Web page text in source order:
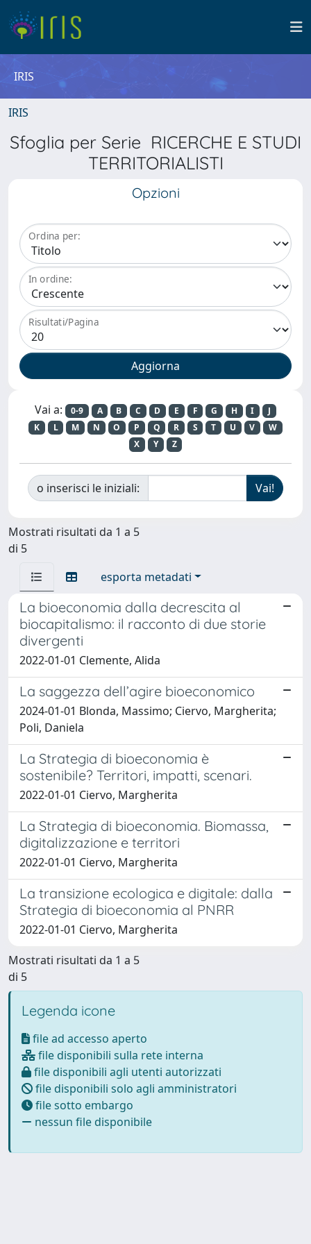
IRIS
IRIS
Sfoglia per Serie RICERCHE E STUDI
TERRITORIALISTI
Opzioni
Ordina per:
In ordine:
Risultati/Pagina
Vai a: 0-9 A B C D E F G H I
J
K
L M N O P Q R S T U V
W
X
Y Z
o inserisci le iniziali:
Mostrati risultati da 1 a 5
di 5
esporta metadati
La bioeconomia dalla decrescita al
biocapitalismo: il racconto di due storie
divergenti
2022-01-01 Clemente, Alida
La saggezza dell’agire bioeconomico
2024-01-01 Blonda, Massimo; Ciervo, Margherita;
Poli, Daniela
La Strategia di bioeconomia è
sostenibile? Territori, impatti, scenari.
2022-01-01 Ciervo, Margherita
La Strategia di bioeconomia. Biomassa,
digitalizzazione e territori
2022-01-01 Ciervo, Margherita
La transizione ecologica e digitale: dalla
Strategia di bioeconomia al PNRR
2022-01-01 Ciervo, Margherita
Mostrati risultati da 1 a 5
di 5
Legenda icone
file ad accesso aperto
file disponibili sulla rete interna
file disponibili agli utenti autorizzati
file disponibili solo agli amministratori
file sotto embargo
nessun file disponibile